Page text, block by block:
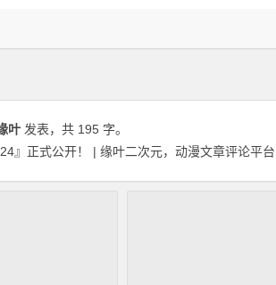
叶 发表，共 195 字。
』正式公开！ | 缘叶二次元，动漫文章评论平台